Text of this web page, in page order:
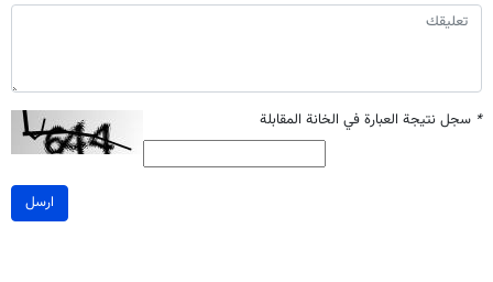
* سجل نتيجة العبارة في الخانة المقابلة
ارسل